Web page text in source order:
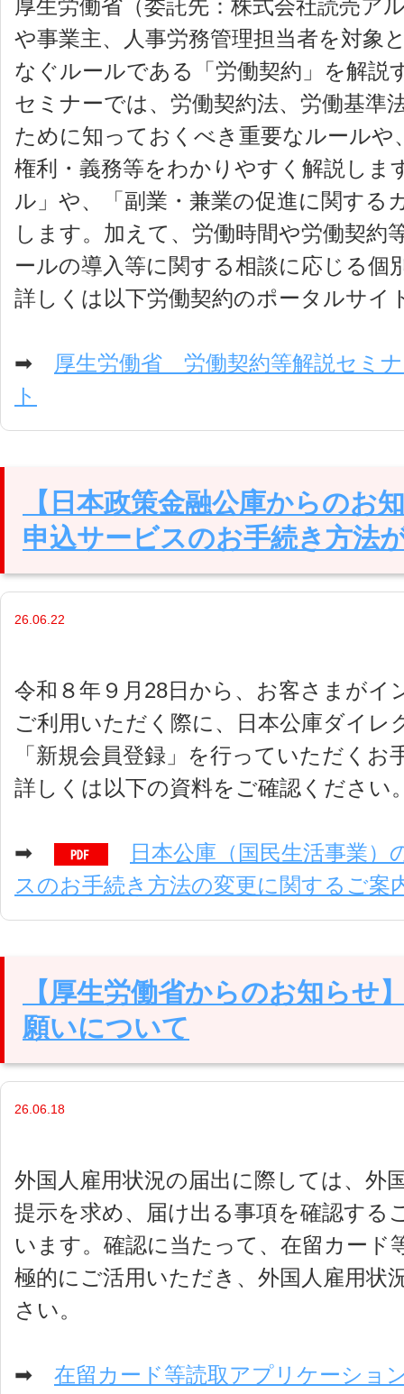
厚生労働省（委託先：株式会社読売ア
や事業主、人事労務管理担当者を対象
なぐルールである「労働契約」を解説
セミナーでは、労働契約法、労働基準
ために知っておくべき重要なルールや
権利・義務等をわかりやすく解説しま
ル」や、「副業・兼業の促進に関する
します。加えて、労働時間や労働契約
ールの導入等に関する相談に応じる個
詳しくは以下労働契約のポータルサイ
➡
厚生労働省 労働契約等解説セミ
ト
【日本政策金融公庫からのお
申込サービスのお手続き方法
26.06.22
令和８年９月28日から、お客さまがイ
ご利用いただく際に、日本公庫ダイ
「新規会員登録」を行っていただく
詳しくは以下の資料をご確認ください
➡
日本公庫（国民生活事業
スのお手続き方法の変更に関するご案
【厚生労働省からのお知らせ
願いについて
26.06.18
外国人雇用状況の届出に際しては、外
提示を求め、届け出る事項を確認する
います。確認に当たって、在留カード
極的にご活用いただき、外国人雇用状
さい。
➡ 在留カード等読取アプリケーショ